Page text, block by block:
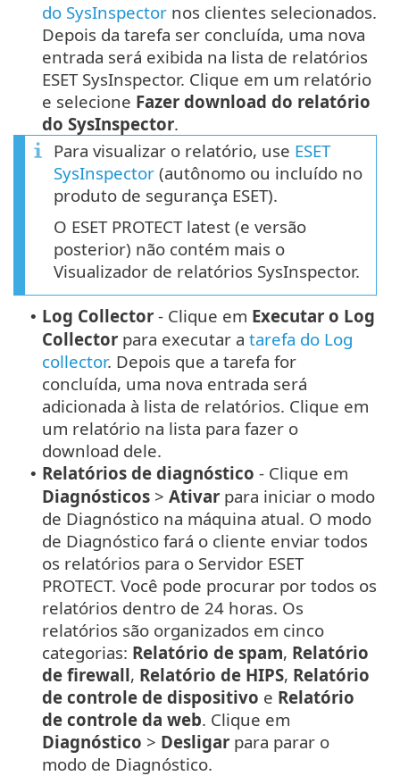
do SysInspector nos clientes selecionados.
Depois da tarefa ser concluída, uma nova
entrada será exibida na lista de relatórios
ESET SysInspector. Clique em um relatório
e selecione Fazer download do relatório
do SysInspector.
Para visualizar o relatório, use ESET
SysInspector (autônomo ou incluído no
produto de segurança ESET).
O ESET PROTECT latest (e versão
posterior) não contém mais o
Visualizador de relatórios SysInspector.
• Log Collector - Clique em Executar o Log
Collector para executar a tarefa do Log
collector. Depois que a tarefa for
concluída, uma nova entrada será
adicionada à lista de relatórios. Clique em
um relatório na lista para fazer o
download dele.
• Relatórios de diagnóstico - Clique em
Diagnósticos > Ativar para iniciar o modo
de Diagnóstico na máquina atual. O modo
de Diagnóstico fará o cliente enviar todos
os relatórios para o Servidor ESET
PROTECT. Você pode procurar por todos os
relatórios dentro de 24 horas. Os
relatórios são organizados em cinco
categorias: Relatório de spam, Relatório
de firewall, Relatório de HIPS, Relatório
de controle de dispositivo e Relatório
de controle da web. Clique em
Diagnóstico > Desligar para parar o
modo de Diagnóstico.